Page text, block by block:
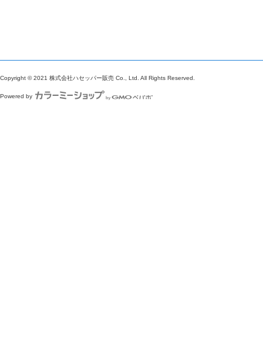
Copyright © 2021 株式会社ハセッパー販売 Co., Ltd. All Rights Reserved.
Powered by